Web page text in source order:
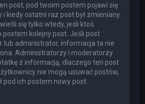
post, pod twoim postem pojawi się
kiedy ostatni raz post był zmieniany.
się tylko wtedy, jeśli ktoś
postem kolejny post. Jeśli post
lub administrator, informacja ta nie
Administratorzy i moderatorzy
z informacją, dlaczego ten post
nie mogą usuwać postów,
pod ich postem nowy post.